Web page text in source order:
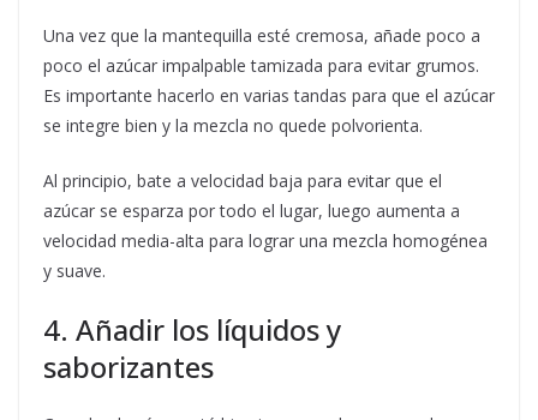
Una vez que la mantequilla esté cremosa, añade poco a
poco el azúcar impalpable tamizada para evitar grumos.
Es importante hacerlo en varias tandas para que el azúcar
se integre bien y la mezcla no quede polvorienta.
Al principio, bate a velocidad baja para evitar que el
azúcar se esparza por todo el lugar, luego aumenta a
velocidad media-alta para lograr una mezcla homogénea
y suave.
4. Añadir los líquidos y
saborizantes